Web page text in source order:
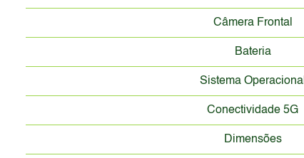
Câmera Frontal
Bateria
Sistema Operacional
Conectividade 5G
Dimensões